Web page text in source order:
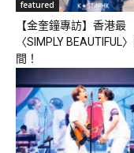
featured
【金奎鐘專訪】香港最
〈SIMPLY BEAUTIFUL
間！